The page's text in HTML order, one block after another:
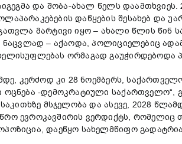
და შობა-ახალ წელს
დაწყების შესახებ
მარტივი იყო – ახალი წლის
– აქაოდა, პოლიციელებიც
ორმაგად გაუჭირდებოდა
კერძოდ კი 28 ნოემბერს,
-დემოკრატიული საქართველო“,
მსჯელობა და ასევე, 2028
ევროკავშირის ვერდიქტს, რომელიც
დაეწყო სახელმწიფო